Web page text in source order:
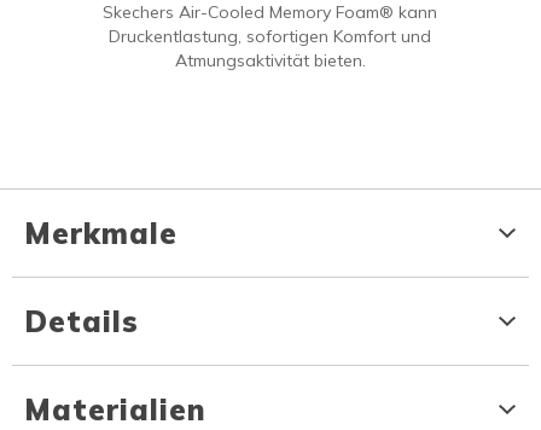
Skechers Air-Cooled Memory Foam® kann
Druckentlastung, sofortigen Komfort und
Atmungsaktivität bieten.
Merkmale
Details
Materialien